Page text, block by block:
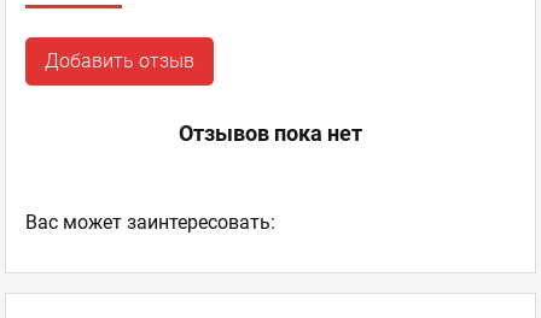
Добавить отзыв
Отзывов пока нет
Ваc может заинтересовать: